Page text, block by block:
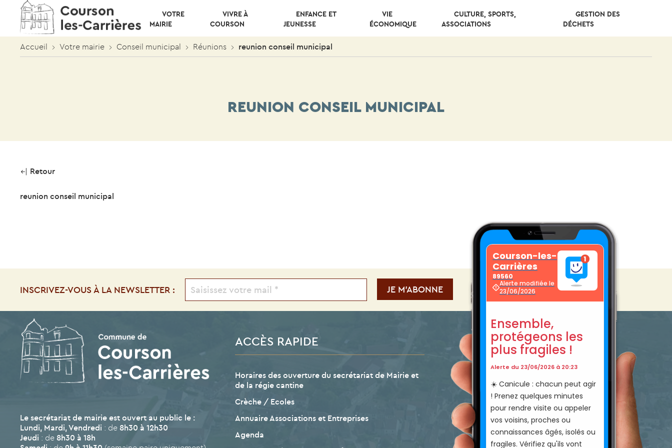
VOTRE
MAIRIE
VIVRE À
COURSON
ENFANCE ET
JEUNESSE
VIE
ÉCONOMIQUE
CULTURE, SPORTS,
ASSOCIATIONS
GESTION DES
DÉCHETS
Accueil Votre mairie Conseil municipal Réunions reunion conseil municipal
REUNION CONSEIL MUNICIPAL
Retour
reunion conseil municipal
INSCRIVEZ-VOUS À LA NEWSLETTER :
Le secrétariat de mairie est ouvert au public le :
Lundi, Mardi, Vendredi : de 8h30 à 12h30
Jeudi : de 8h30 à 18h
ACCÈS RAPIDE
Horaires des ouverture du secrétariat de Mairie et
de la régie cantine
Crèche / Ecoles
Annuaire Associations et Entreprises
Agenda